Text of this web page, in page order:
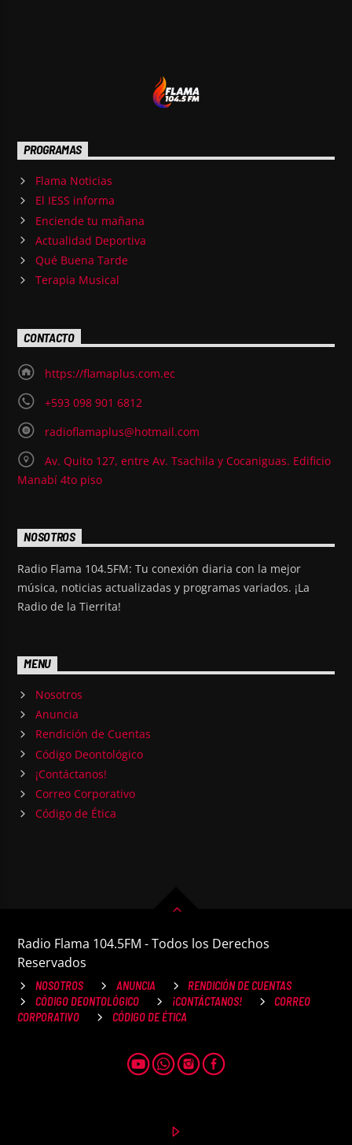
PROGRAMAS
Flama Noticias
El IESS informa
Enciende tu mañana
Actualidad Deportiva
Qué Buena Tarde
Terapia Musical
CONTACTO
https://flamaplus.com.ec
+593 098 901 6812
radioflamaplus@hotmail.com
Av. Quito 127, entre Av. Tsachila y Cocaniguas. Edificio
Manabí 4to piso
NOSOTROS
Radio Flama 104.5FM: Tu conexión diaria con la mejor
música, noticias actualizadas y programas variados. ¡La
Radio de la Tierrita!
MENU
Nosotros
Anuncia
Rendición de Cuentas
Código Deontológico
¡Contáctanos!
Correo Corporativo
Código de Ética
Radio Flama 104.5FM - Todos los Derechos
Reservados
NOSOTROS ANUNCIA
RENDICIÓN DE CUENTAS
CÓDIGO DEONTOLÓGICO
¡CONTÁCTANOS!
CORREO
CORPORATIVO
CÓDIGO DE ÉTICA